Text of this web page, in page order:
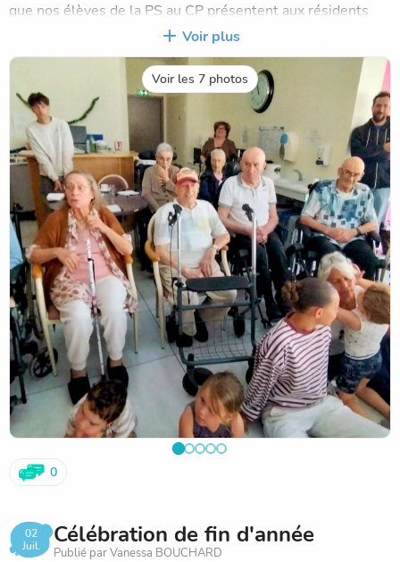
que nos élèves de la PS au CP présentent aux résidents
leur spectacle de danse.
Cet après-midi, des ateliers sportifs seront au programme
afin de prouver que nous pouvons oser tout au long de
notre vie.
Voir plus
Voir les 7 photos
0
02
Juil.
Célébration de fin d'année
Publié par Vanessa BOUCHARD